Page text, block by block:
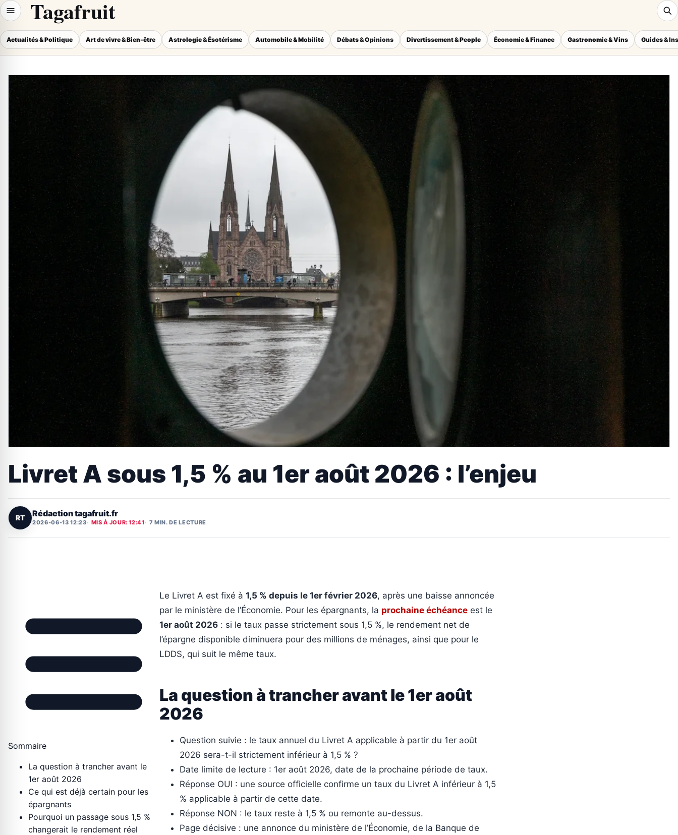
Tagafruit
Actualités & Politique Art de vivre & Bien-être Astrologie & Ésotérisme Automobile & Mobilité Débats & Opinions Divertissement & People Économie & Finance Gastronomie & Vins Guides &
Livret A sous 1,5 % au 1er août 2026 : l’enjeu
RT Rédaction tagafruit.fr
2026-06-13 12:23 MIS À JOUR: 12:41 7 MIN. DE LECTURE
Sommaire
La question à trancher avant le
1er août 2026
Ce qui est déjà certain pour les
épargnants
Pourquoi un passage sous 1,5 %
changerait le rendement réel
Le Livret A est fixé à 1,5 % depuis le 1er février 2026, après une baisse annoncée
par le ministère de l’Économie. Pour les épargnants, la prochaine échéance est le
1er août 2026 : si le taux passe strictement sous 1,5 %, le rendement net de
l’épargne disponible diminuera pour des millions de ménages, ainsi que pour le
LDDS, qui suit le même taux.
La question à trancher avant le 1er août
2026
Question suivie : le taux annuel du Livret A applicable à partir du 1er août
2026 sera-t-il strictement inférieur à 1,5 % ?
Date limite de lecture : 1er août 2026, date de la prochaine période de taux.
Réponse OUI : une source officielle confirme un taux du Livret A inférieur à 1,5
% applicable à partir de cette date.
Réponse NON : le taux reste à 1,5 % ou remonte au-dessus.
Page décisive : une annonce du ministère de l’Économie, de la Banque de